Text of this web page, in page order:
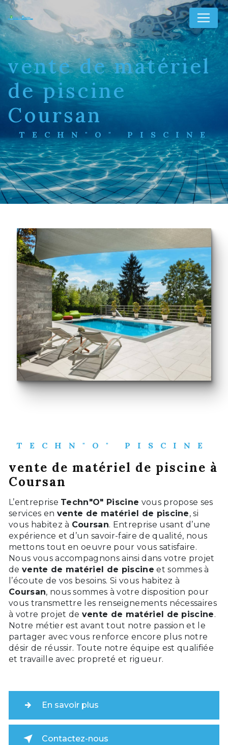
vente de matériel
de piscine
Coursan
TECHN"O" PISCINE
TECHN"O" PISCINE
vente de matériel de piscine à
Coursan
L’entreprise Techn"O" Piscine vous propose ses
services en vente de matériel de piscine, si
vous habitez à Coursan. Entreprise usant d’une
expérience et d’un savoir-faire de qualité, nous
mettons tout en oeuvre pour vous satisfaire.
Nous vous accompagnons ainsi dans votre projet
de vente de matériel de piscine et sommes à
l’écoute de vos besoins. Si vous habitez à
Coursan, nous sommes à votre disposition pour
vous transmettre les renseignements nécessaires
à votre projet de vente de matériel de piscine.
Notre métier est avant tout notre passion et le
partager avec vous renforce encore plus notre
désir de réussir. Toute notre équipe est qualifiée
et travaille avec propreté et rigueur.
En savoir plus
Contactez-nous
Panneau de gestion des cookies